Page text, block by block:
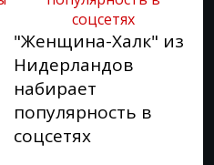
"Женщина-Халк" из
Нидерландов
набирает
популярность в
соцсетях